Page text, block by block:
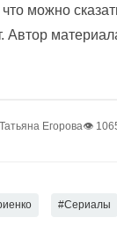
можно
Автор
Татьяна Егорова👁
#Сериалы